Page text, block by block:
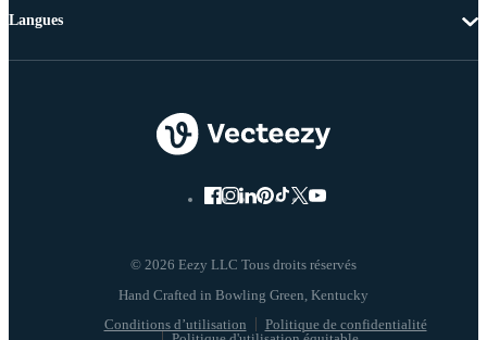
© 2026 Eezy LLC Tous droits réservés
Conditions d’utilisation
Politique de confidentialité
Langues